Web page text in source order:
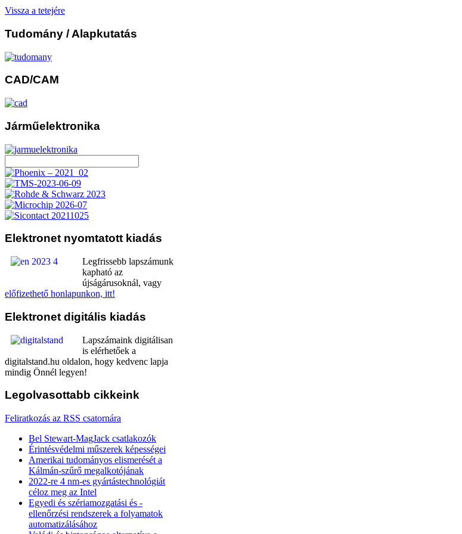
Vissza a tetejére
Tudomány / Alapkutatás
CAD/CAM
Járműelektronika
Elektronet nyomtatott kiadás
Legfrissebb lapszámunk
kapható az
újságárusoknál, vagy
előfizethető honlapunkon, itt!
Elektronet digitális kiadás
Lapszámaink digitálisan
is elérhetőek a
digitalstand.hu oldalon, hogy kedvenc lapja
mindig Önnél legyen!
Legolvasottabb cikkeink
Feliratkozás az RSS csatornára
Bel Stewart-MagJack csatlakozók
Érintésvédelmi műszerek képességei
Amerikai tudományos elismerését a
Kálmán-szűrő megalkotójának
2022-re 4 nm-es gyártástechnológiát
céloz meg az Intel
Egyedi és szériamozgatási és -
ellenőrzési rendszerek a folyamatok
automatizálásához